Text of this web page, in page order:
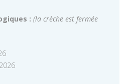
: (la crèche est fermée